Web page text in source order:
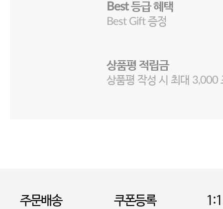
Best 등급 혜택
Best Gift 증정
상품평 적립금
상품평 작성 시 최대 3,000
주문배송 쿠폰등록